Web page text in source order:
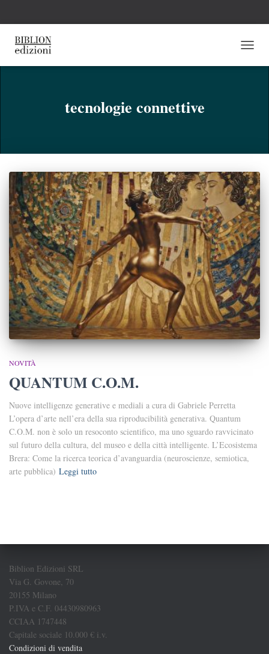
tecnologie connettive
NOVITÀ
QUANTUM C.O.M.
Nuove intelligenze generative e mediali a cura di Gabriele Perretta
L’opera d’arte nell’era della sua riproducibilità generativa. Quantum
C.O.M. non è solo un resoconto scientifico, ma uno sguardo ravvicinato
sul futuro della cultura, del museo e della città intelligente. L’Ecosistema
Brera: Come la ricerca teorica d’avanguardia (neuroscienze, semiotica,
arte pubblica) Leggi tutto
Biblion Edizioni SRL
Via G. Govone, 70
20155 Milano
P.IVA e C.F. 04430980963
CCIAA 1747448
Capitale sociale 10.000 € i.v.
Condizioni di vendita